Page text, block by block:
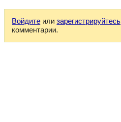
Войдите или зарегистрируйтесь
комментарии.